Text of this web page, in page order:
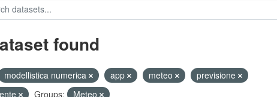
found
modellistica numerica app meteo
previsione
Groups: Meteo